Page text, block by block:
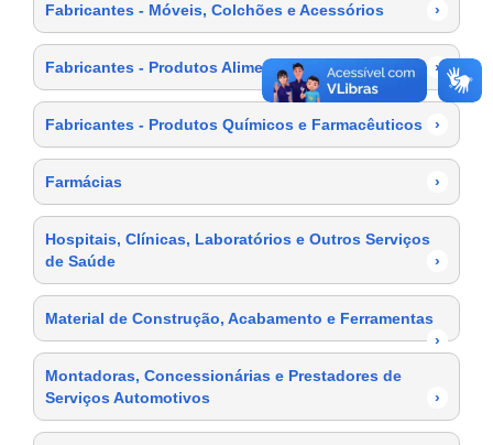
Fabricantes - Móveis, Colchões e Acessórios ›
Fabricantes - Produtos Alimentícios ›
Fabricantes - Produtos Químicos e Farmacêuticos ›
Farmácias ›
Hospitais, Clínicas, Laboratórios e Outros Serviços
de Saúde
›
Material de Construção, Acabamento e Ferramentas
›
Montadoras, Concessionárias e Prestadores de
Serviços Automotivos
›